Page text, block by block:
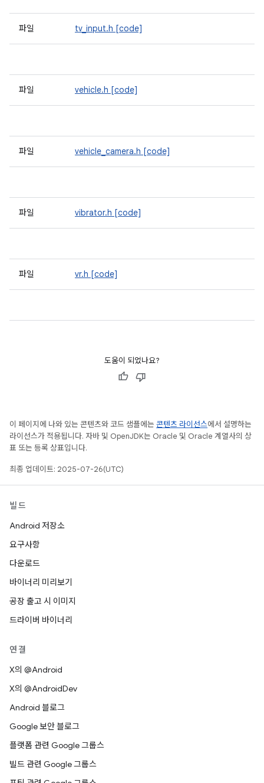
파일 tv_input.h [code]
파일 vehicle.h [code]
파일 vehicle_camera.h [code]
파일 vibrator.h [code]
파일 vr.h [code]
도움이 되었나요?
이 페이지에 나와 있는 콘텐츠와 코드 샘플에는 콘텐츠 라이선스에서 설명하는
라이선스가 적용됩니다. 자바 및 OpenJDK는 Oracle 및 Oracle 계열사의 상
표 또는 등록 상표입니다.
최종 업데이트: 2025-07-26(UTC)
빌드
Android 저장소
요구사항
다운로드
바이너리 미리보기
공장 출고 시 이미지
드라이버 바이너리
연결
X의 @Android
X의 @AndroidDev
Android 블로그
Google 보안 블로그
플랫폼 관련 Google 그룹스
빌드 관련 Google 그룹스